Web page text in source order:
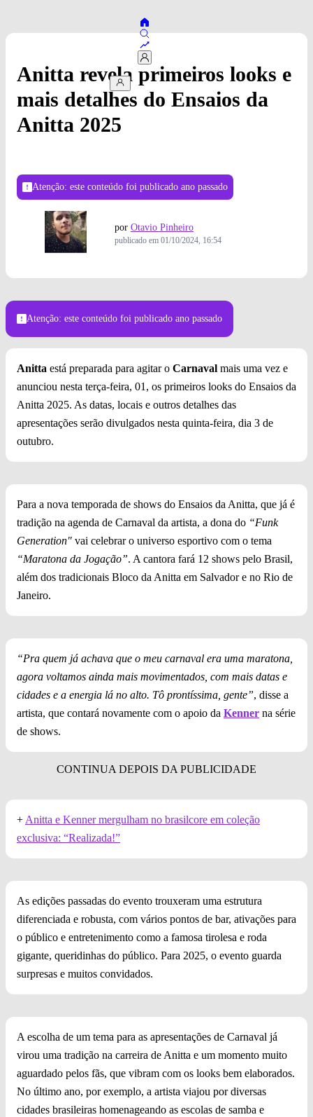
Anitta revela primeiros looks e
mais detalhes do Ensaios da
Anitta 2025
Atenção: este conteúdo foi publicado ano passado
por Otavio Pinheiro
publicado em 01/10/2024, 16:54
Atenção: este conteúdo foi publicado ano passado
Anitta está preparada para agitar o Carnaval mais uma vez e
anunciou nesta terça-feira, 01, os primeiros looks do Ensaios da
Anitta 2025. As datas, locais e outros detalhes das
apresentações serão divulgados nesta quinta-feira, dia 3 de
outubro.
Para a nova temporada de shows do Ensaios da Anitta, que já é
tradição na agenda de Carnaval da artista, a dona do “Funk
Generation" vai celebrar o universo esportivo com o tema
“Maratona da Jogação”. A cantora fará 12 shows pelo Brasil,
além dos tradicionais Bloco da Anitta em Salvador e no Rio de
Janeiro.
“Pra quem já achava que o meu carnaval era uma maratona,
agora voltamos ainda mais movimentados, com mais datas e
cidades e a energia lá no alto. Tô prontíssima, gente”, disse a
artista, que contará novamente com o apoio da Kenner na série
de shows.
+ Anitta e Kenner mergulham no brasilcore em coleção
exclusiva: “Realizada!”
As edições passadas do evento trouxeram uma estrutura
diferenciada e robusta, com vários pontos de bar, ativações para
o público e entretenimento como a famosa tirolesa e roda
gigante, queridinhas do público. Para 2025, o evento guarda
surpresas e muitos convidados.
A escolha de um tema para as apresentações de Carnaval já
virou uma tradição na carreira de Anitta e um momento muito
aguardado pelos fãs, que vibram com os looks bem elaborados.
No último ano, por exemplo, a artista viajou por diversas
cidades brasileiras homenageando as escolas de samba e